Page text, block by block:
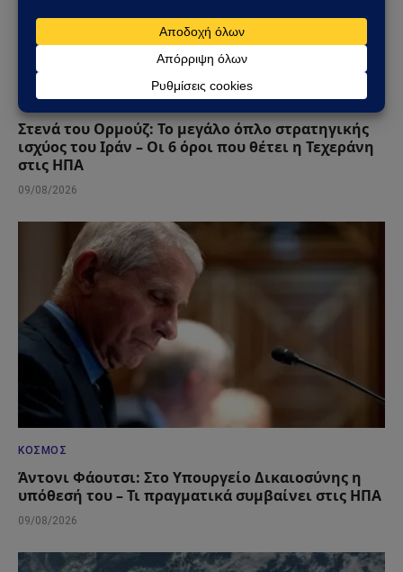
ΚΌΣΜΟΣ
Στενά του Ορμούζ: Το μεγάλο όπλο στρατηγικής
ισχύος του Ιράν – Οι 6 όροι που θέτει η Τεχεράνη
στις ΗΠΑ
09/08/2026
ΚΌΣΜΟΣ
Άντονι Φάουτσι: Στο Υπουργείο Δικαιοσύνης η
υπόθεσή του – Τι πραγματικά συμβαίνει στις ΗΠΑ
09/08/2026